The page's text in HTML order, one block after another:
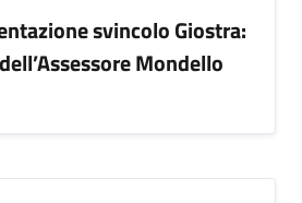
svincolo Giostra:
Mondello